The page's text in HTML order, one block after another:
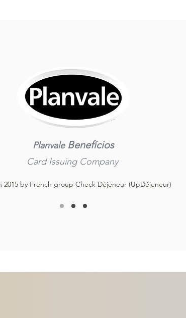
PlanvaleBenefícios
Card Issuing Company
2015 by French group Check Déjeneur (UpDéjeneur)